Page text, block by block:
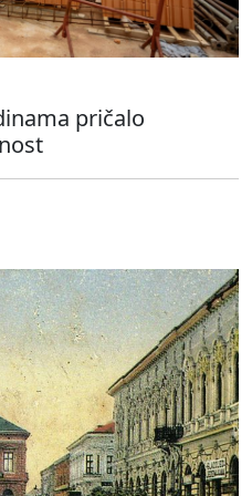
pričalo